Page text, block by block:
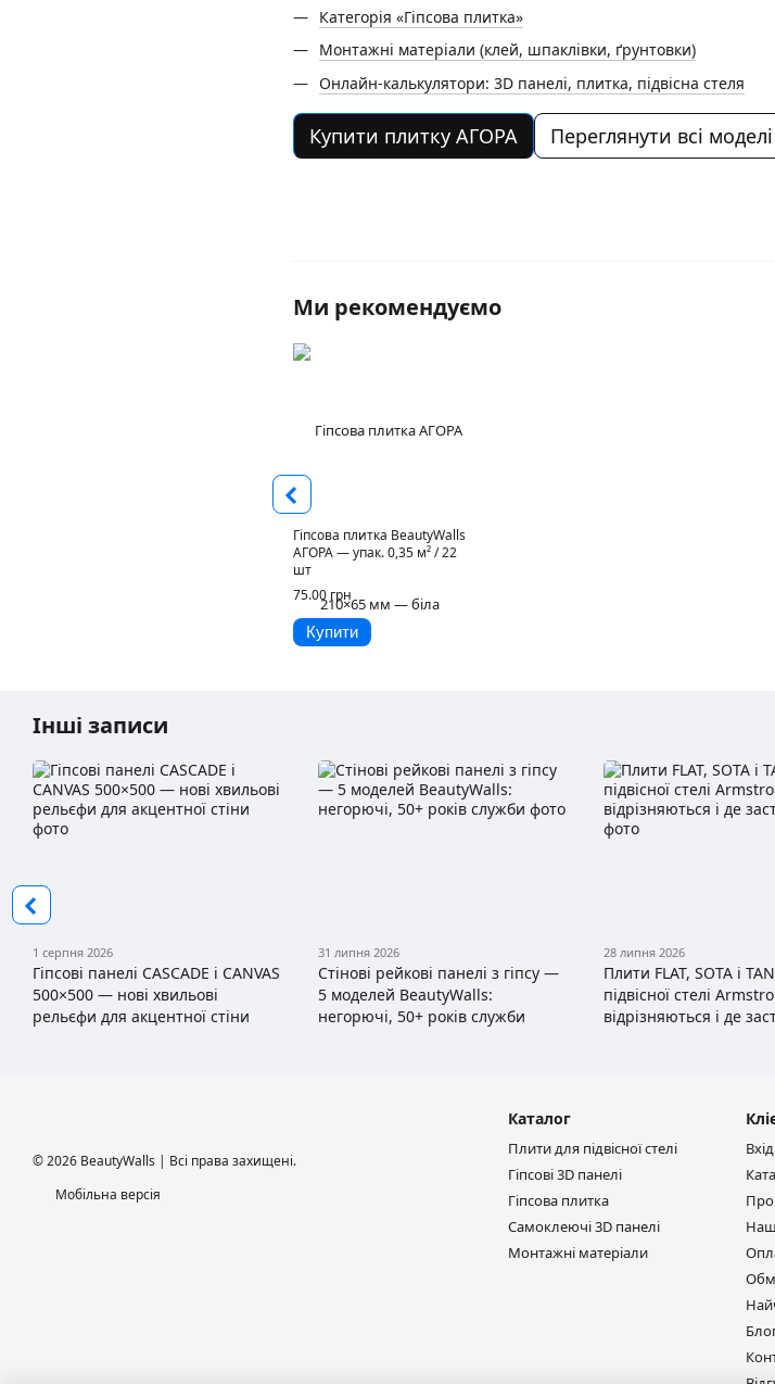
Категорія «Гіпсова плитка»
Монтажні матеріали (клей, шпаклівки, ґрунтовки)
Онлайн-калькулятори: 3D панелі, плитка, підвісна стеля
Купити плитку АГОРА Переглянути всі моделі
Ми рекомендуємо
Гіпсова плитка BeautyWalls
АГОРА — упак. 0,35 м² / 22
шт
75.00 грн
Купити
Інші записи
1 серпня 2026
Гіпсові панелі CASCADE і CANVAS
500×500 — нові хвильові
рельєфи для акцентної стіни
31 липня 2026
Стінові рейкові панелі з гіпсу —
5 моделей BeautyWalls:
негорючі, 50+ років служби
28 липня 2026
Плити FLAT, SOTA і
підвісної стелі
відрізняються і де
© 2026 BeautyWalls | Всі права захищені.
Мобільна версія
Каталог
Плити для підвісної стелі
Гіпсові 3D панелі
Гіпсова плитка
Самоклеючі 3D панелі
Монтажні матеріали
Про